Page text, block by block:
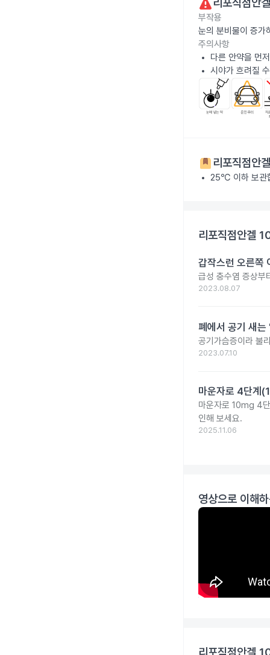
리포직점안
부작용
눈의 분비물이 증가
주의사항
다른 안약을 먼
시야가 흐려질
리포직점안
25℃ 이하 보관
리포직점안겔
갑작스런 오른쪽
급성 충수염 증상부
2023.08.07
폐에서 공기 새
공기가슴증이라 불
2023.07.10
마운자로 4단계
마운자로 10mg 4
인해 보세요.
2025.11.06
영상으로 이해
리포직점안겔